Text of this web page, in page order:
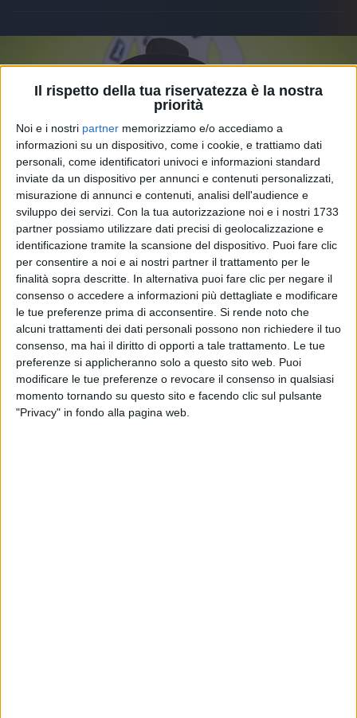
Il rispetto della tua riservatezza è la nostra
priorità
Noi e i nostri partner memorizziamo e/o accediamo a
informazioni su un dispositivo, come i cookie, e trattiamo dati
personali, come identificatori univoci e informazioni standard
inviate da un dispositivo per annunci e contenuti personalizzati,
misurazione di annunci e contenuti, analisi dell'audience e
sviluppo dei servizi. Con la tua autorizzazione noi e i nostri 1733
partner possiamo utilizzare dati precisi di geolocalizzazione e
identificazione tramite la scansione del dispositivo. Puoi fare clic
per consentire a noi e ai nostri partner il trattamento per le
finalità sopra descritte. In alternativa puoi fare clic per negare il
consenso o accedere a informazioni più dettagliate e modificare
le tue preferenze prima di acconsentire. Si rende noto che
alcuni trattamenti dei dati personali possono non richiedere il tuo
consenso, ma hai il diritto di opporti a tale trattamento. Le tue
preferenze si applicheranno solo a questo sito web. Puoi
modificare le tue preferenze o revocare il consenso in qualsiasi
momento tornando su questo sito e facendo clic sul pulsante
"Privacy" in fondo alla pagina web.
BIGLIETTI E RIMBORSI 23 apr 2025
Jovanotti: data posticipata a Roma per i
funerali di Papa Francesco
Il concerto previsto al Palazzo dello Sport sabato 26
aprile è spostato al giorno successivo, domenica 27
aprile
diDaniele Verderio